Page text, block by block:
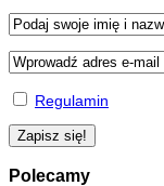
Regulamin
Polecamy